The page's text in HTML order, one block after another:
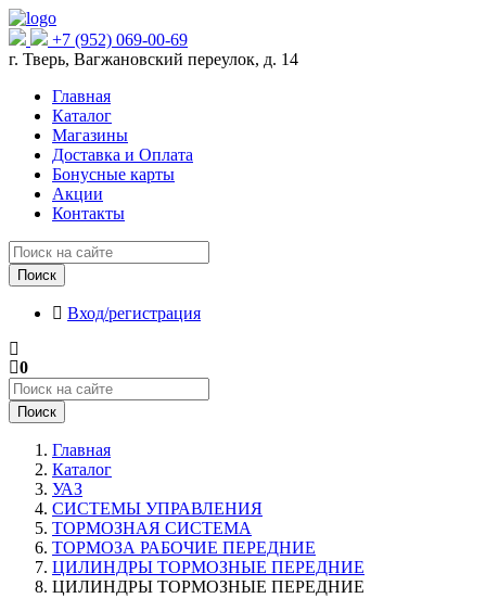
+7 (952) 069-00-69
г. Тверь, Вагжановский переулок, д. 14
Главная
Каталог
Магазины
Доставка и Оплата
Бонусные карты
Акции
Контакты
Поиск
Вход/регистрация
0
Поиск
Главная
Каталог
УАЗ
СИСТЕМЫ УПРАВЛЕНИЯ
ТОРМОЗНАЯ СИСТЕМА
ТОРМОЗА РАБОЧИЕ ПЕРЕДНИЕ
ЦИЛИНДРЫ ТОРМОЗНЫЕ ПЕРЕДНИЕ
ЦИЛИНДРЫ ТОРМОЗНЫЕ ПЕРЕДНИЕ